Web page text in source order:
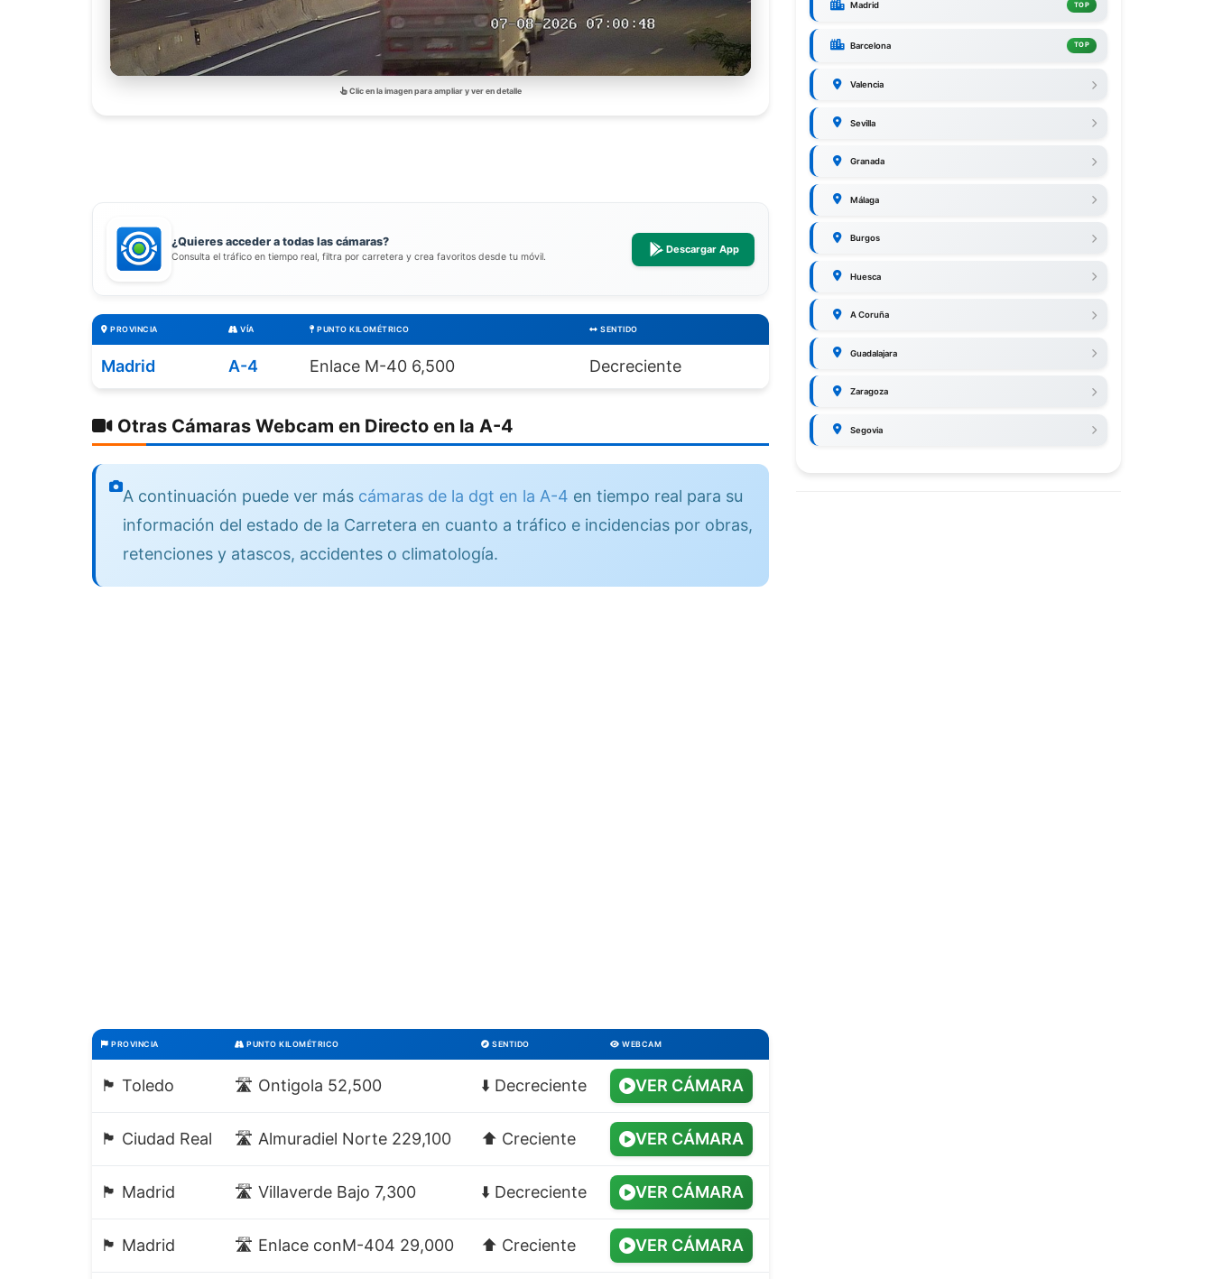
Clic en la imagen para ampliar y ver en detalle
¿Quieres acceder a todas las cámaras?
Consulta el tráfico en tiempo real, filtra por carretera y crea favoritos desde tu móvil.
Descargar App
PROVINCIA VÍA PUNTO KILOMÉTRICO SENTIDO
Madrid A-4 Enlace M-40 6,500 Decreciente
Otras Cámaras Webcam en Directo en la A-4
A continuación puede ver más cámaras de la dgt en la A-4 en tiempo real para su
información del estado de la Carretera en cuanto a tráfico e incidencias por obras,
retenciones y atascos, accidentes o climatología.
PROVINCIA PUNTO KILOMÉTRICO SENTIDO WEBCAM
🏴 Toledo 🛣️ Ontigola 52,500 ⬇️ Decreciente VER CÁMARA
🏴 Ciudad Real 🛣️ Almuradiel Norte 229,100 ⬆️ Creciente VER CÁMARA
🏴 Madrid 🛣️ Villaverde Bajo 7,300 ⬇️ Decreciente VER CÁMARA
🏴 Madrid 🛣️ Enlace conM-404 29,000 ⬆️ Creciente VER CÁMARA
Madrid TOP
Barcelona TOP
Valencia
Sevilla
Granada
Málaga
Burgos
Huesca
A Coruña
Guadalajara
Zaragoza
Segovia